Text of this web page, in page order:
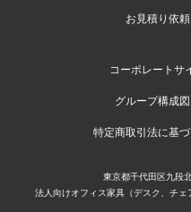
お見積り依頼
コーポレートサ
グループ構成図
特定商取引法に基
東京都千代田区九段
法人向けオフィス家具（デスク、チ